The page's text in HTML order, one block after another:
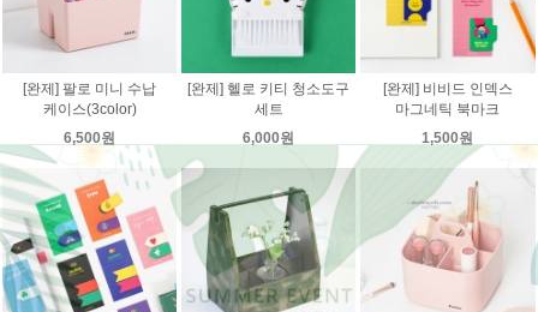
[완제] 팔로 미니 수납
케이스(3color)
6,500원
[완제] 헬로 키티 청소도구
세트
6,000원
[완제] 비비드 인덱스
마그네틱 북마크
1,500원